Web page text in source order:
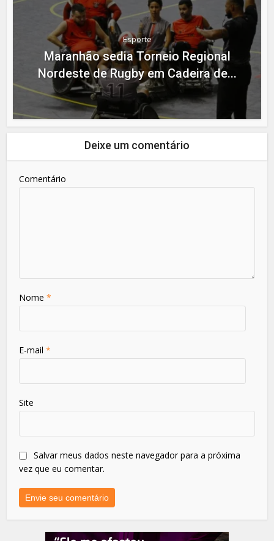
Esporte
Maranhão sedia Torneio Regional
Nordeste de Rugby em Cadeira de...
Deixe um comentário
Comentário
Nome*
E-mail*
Site
Salvar meus dados neste navegador para a próxima
vez que eu comentar.